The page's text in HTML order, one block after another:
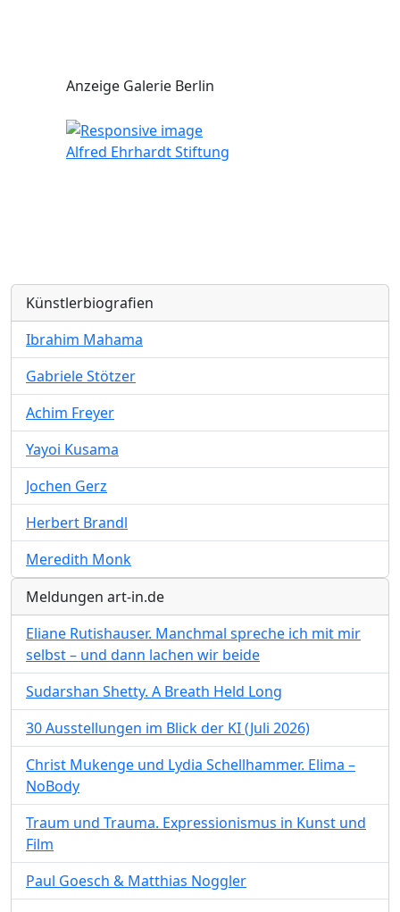
Anzeige Galerie Berlin
Alfred Ehrhardt Stiftung
Künstlerbiografien
Ibrahim Mahama
Gabriele Stötzer
Achim Freyer
Yayoi Kusama
Jochen Gerz
Herbert Brandl
Meredith Monk
Meldungen art-in.de
Eliane Rutishauser. Manchmal spreche ich mit mir
selbst – und dann lachen wir beide
Sudarshan Shetty. A Breath Held Long
30 Ausstellungen im Blick der KI (Juli 2026)
Christ Mukenge und Lydia Schellhammer. Elima –
NoBody
Traum und Trauma. Expressionismus in Kunst und
Film
Paul Goesch & Matthias Noggler